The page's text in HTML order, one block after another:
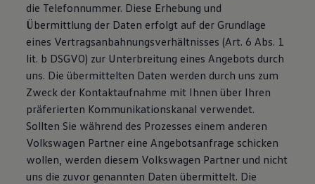
die Telefonnummer. Diese Erhebung und
Übermittlung der Daten erfolgt auf der Grundlage
eines Vertragsanbahnungsverhältnisses (Art. 6 Abs. 1
lit. b DSGVO) zur Unterbreitung eines Angebots durch
uns. Die übermittelten Daten werden durch uns zum
Zweck der Kontaktaufnahme mit Ihnen über Ihren
präferierten Kommunikationskanal verwendet.
Sollten Sie während des Prozesses einem anderen
Volkswagen Partner eine Angebotsanfrage schicken
wollen, werden diesem Volkswagen Partner und nicht
uns die zuvor genannten Daten übermittelt. Die